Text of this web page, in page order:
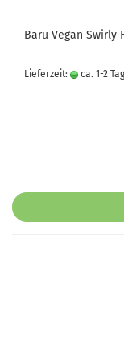
Baru Vegan Swirly
Lieferzeit: ca. 1-2